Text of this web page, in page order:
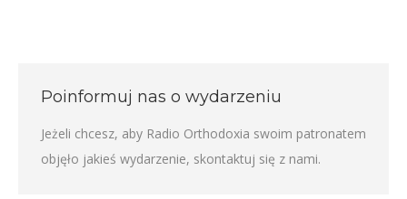
Poinformuj nas o wydarzeniu
Jeżeli chcesz, aby Radio Orthodoxia swoim patronatem
objęło jakieś wydarzenie, skontaktuj się z nami.